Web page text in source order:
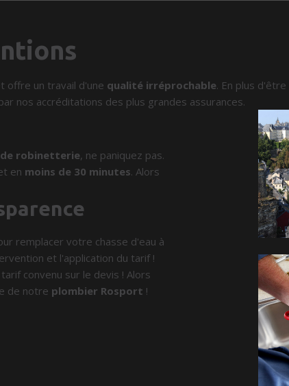
offre un travail d'une qualité irréprochable. En plus
nos accréditations des plus grandes assurances.
robinetterie, ne paniquez pas.
en moins de 30 minutes. Alors
remplacer votre chasse d'eau à
et l'application du tarif !
convenu sur le devis ! Alors
de notre plombier Rosport !